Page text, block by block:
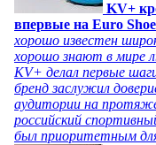
KV+
впервые на Euro
хорошо известен
хорошо знают в мире
KV+ делал первые
бренд заслужил
аудитории на
российский
был приоритетным